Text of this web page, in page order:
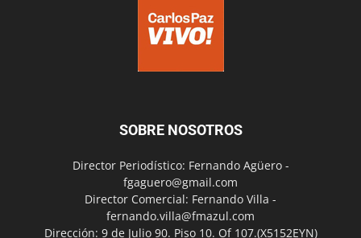
SOBRE NOSOTROS
Director Periodístico: Fernando Agüero -
fgaguero@gmail.com
Director Comercial: Fernando Villa -
fernando.villa@fmazul.com
Dirección: 9 de Julio 90. Piso 10. Of 107.(X5152EYN)